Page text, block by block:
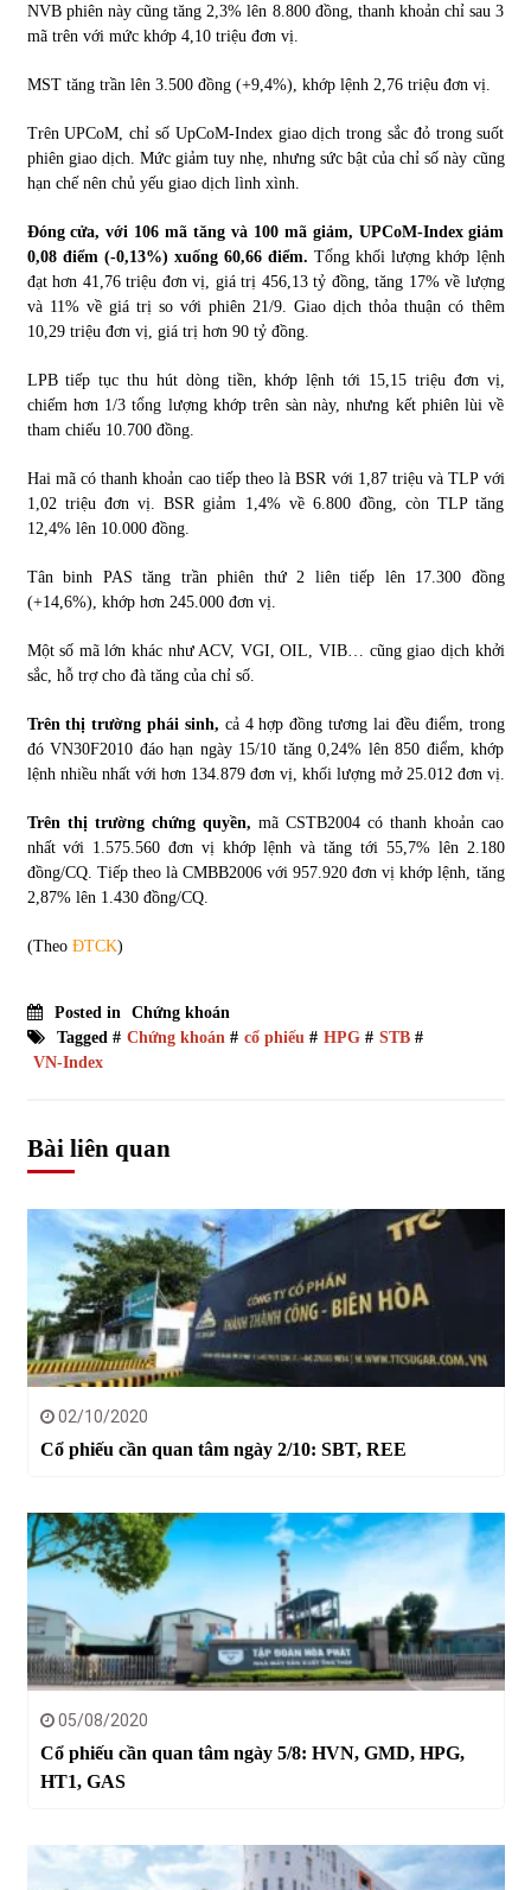
NVB phiên này cũng tăng 2,3% lên 8.800 đồng, thanh khoản chỉ sau 3
mã trên với mức khớp 4,10 triệu đơn vị.
MST tăng trần lên 3.500 đồng (+9,4%), khớp lệnh 2,76 triệu đơn vị.
Trên UPCoM, chỉ số UpCoM-Index giao dịch trong sắc đỏ trong suốt
phiên giao dịch. Mức giảm tuy nhẹ, nhưng sức bật của chỉ số này cũng
hạn chế nên chủ yếu giao dịch lình xình.
Đóng cửa, với 106 mã tăng và 100 mã giảm, UPCoM-Index giảm
0,08 điểm (-0,13%) xuống 60,66 điểm. Tổng khối lượng khớp lệnh
đạt hơn 41,76 triệu đơn vị, giá trị 456,13 tỷ đồng, tăng 17% về lượng
và 11% về giá trị so với phiên 21/9. Giao dịch thỏa thuận có thêm
10,29 triệu đơn vị, giá trị hơn 90 tỷ đồng.
LPB tiếp tục thu hút dòng tiền, khớp lệnh tới 15,15 triệu đơn vị,
chiếm hơn 1/3 tổng lượng khớp trên sàn này, nhưng kết phiên lùi về
tham chiếu 10.700 đồng.
Hai mã có thanh khoản cao tiếp theo là BSR với 1,87 triệu và TLP với
1,02 triệu đơn vị. BSR giảm 1,4% về 6.800 đồng, còn TLP tăng
12,4% lên 10.000 đồng.
Tân binh PAS tăng trần phiên thứ 2 liên tiếp lên 17.300 đồng
(+14,6%), khớp hơn 245.000 đơn vị.
Một số mã lớn khác như ACV, VGI, OIL, VIB… cũng giao dịch khởi
sắc, hỗ trợ cho đà tăng của chỉ số.
Trên thị trường phái sinh, cả 4 hợp đồng tương lai đều điểm, trong
đó VN30F2010 đáo hạn ngày 15/10 tăng 0,24% lên 850 điểm, khớp
lệnh nhiều nhất với hơn 134.879 đơn vị, khối lượng mở 25.012 đơn vị.
Trên thị trường chứng quyền, mã CSTB2004 có thanh khoản cao
nhất với 1.575.560 đơn vị khớp lệnh và tăng tới 55,7% lên 2.180
đồng/CQ. Tiếp theo là CMBB2006 với 957.920 đơn vị khớp lệnh, tăng
2,87% lên 1.430 đồng/CQ.
(Theo ĐTCK)
Posted in
Chứng khoán
Tagged # Chứng khoán # cổ phiếu # HPG# STB#
VN-Index
Bài liên quan
02/10/2020
Cổ phiếu cần quan tâm ngày 2/10: SBT, REE
05/08/2020
Cổ phiếu cần quan tâm ngày 5/8: HVN, GMD, HPG,
HT1, GAS